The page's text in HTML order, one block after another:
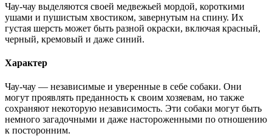
Чау-чау выделяются своей медвежьей мордой, короткими
ушами и пушистым хвостиком, завернутым на спину. Их
густая шерсть может быть разной окраски, включая красный,
черный, кремовый и даже синий.
Характер
Чау-чау — независимые и уверенные в себе собаки. Они
могут проявлять преданность к своим хозяевам, но также
сохраняют некоторую независимость. Эти собаки могут быть
немного загадочными и даже настороженными по отношению
к посторонним.